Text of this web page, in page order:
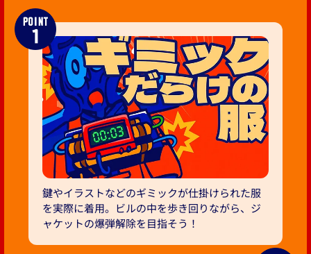
鍵やイラストなどのギミックが仕掛けられた服
を実際に着用。ビルの中を歩き回りながら、ジ
ャケットの爆弾解除を目指そう！